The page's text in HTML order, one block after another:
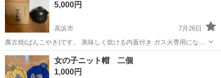
5,000円
高浜市
7月26日
萬古焼(ばんこやき)です。 美味しく炊ける内蓋付き ガス火専用になり
ます。 箱付き 記載がないので、 なん号炊きかはっきり分からないた
め、実寸サイズを参考にしてください。 釜の内側には、線が4本入っ
ています。 画像をご参照...
愛知 高浜市 食器 萬古焼
女の子ニット帽 二個
1,000円